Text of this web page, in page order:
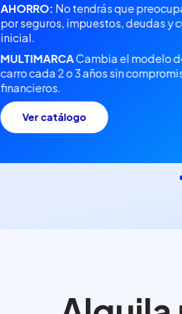
AHORRO: No tendrás que
por seguros, impuestos, deudas y
inicial.
MULTIMARCACambia el modelo
carro cada 2 o 3 años sin
financieros.
Ver catálogo